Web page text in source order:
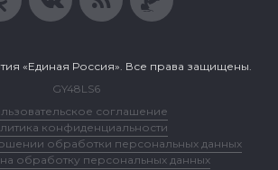
«Единая Россия». Все права защищены.
GY48LS6
соглашение
конфиденциальности
обработки персональных данных
обработку персональных данных